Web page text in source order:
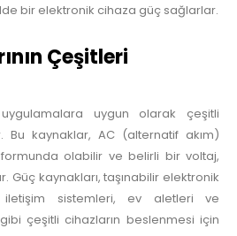
bir elektronik cihaza güç sağlarlar.
Çeşitleri
uygulamalara uygun olarak çeşitli
Bu kaynaklar, AC (alternatif akım)
olabilir ve belirli bir voltaj,
Güç kaynakları, taşınabilir elektronik
iletişim sistemleri, ev aletleri ve
çeşitli cihazların beslenmesi için